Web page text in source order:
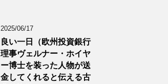
2025/06/17
良い一日（欧州投資銀行
理事ヴェルナー・ホイヤ
ー博士を装った人物が送
金してくれると伝える古